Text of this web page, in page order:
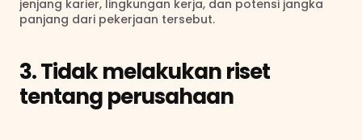
jenjang karier, lingkungan kerja, dan potensi jangka
panjang dari pekerjaan tersebut.
3. Tidak melakukan riset
tentang perusahaan